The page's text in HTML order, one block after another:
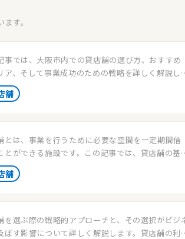
す。
舗
事では、大阪市内での貸店舗の選び方、おすすめ
ア、そして事業成功のための戦略を詳しく解説し
阪の独特な市場特性を活かした貸店舗選びのポイ
びましょう。
舗
とは、事業を行うために必要な空間を一定期間借
とができる施設です。この記事では、貸店舗の基
念と、ビジネスにおけるその活用法について詳し
す。
を選ぶ際の戦略的アプローチと、その選択がビジ
ぼす影響について詳しく解説します。貸店舗の利